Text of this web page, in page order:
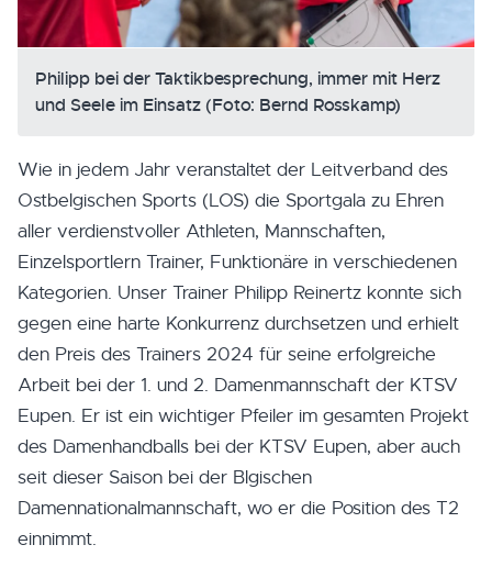
Philipp bei der Taktikbesprechung, immer mit Herz
und Seele im Einsatz (Foto: Bernd Rosskamp)
Wie in jedem Jahr veranstaltet der Leitverband des
Ostbelgischen Sports (LOS) die Sportgala zu Ehren
aller verdienstvoller Athleten, Mannschaften,
Einzelsportlern Trainer, Funktionäre in verschiedenen
Kategorien. Unser Trainer Philipp Reinertz konnte sich
gegen eine harte Konkurrenz durchsetzen und erhielt
den Preis des Trainers 2024 für seine erfolgreiche
Arbeit bei der 1. und 2. Damenmannschaft der KTSV
Eupen. Er ist ein wichtiger Pfeiler im gesamten Projekt
des Damenhandballs bei der KTSV Eupen, aber auch
seit dieser Saison bei der Blgischen
Damennationalmannschaft, wo er die Position des T2
einnimmt.